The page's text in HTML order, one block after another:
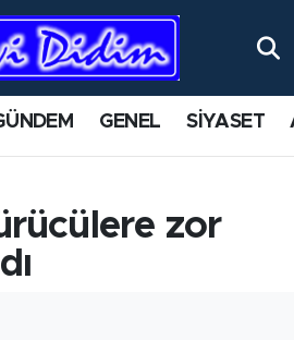
GENEL SİYASET
zor